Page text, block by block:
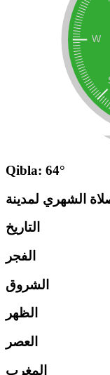
Qibla: 64°
التاريخ
الفجر
الشروق
الظهر
العصر
المغرب